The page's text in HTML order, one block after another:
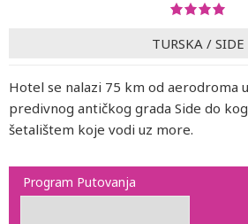
TURSKA / SIDE
Hotel se nalazi 75 km od aerodroma
predivnog antičkog grada Side do
šetalištem koje vodi uz more.
Program Putovanja